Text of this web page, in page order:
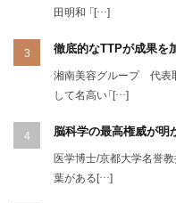
田明和 「[…]
徹底的なTTPが成果
湘南美容グループ 代表
して名高い「[…]
脳科学の最高権威が明
医学博士/京都大学名誉
葉がある[…]